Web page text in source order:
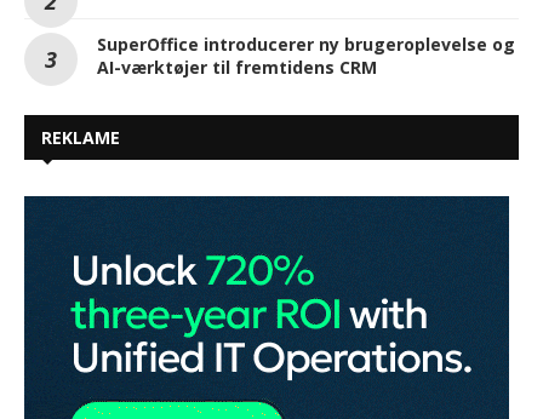
SuperOffice introducerer ny brugeroplevelse og
AI-værktøjer til fremtidens CRM
REKLAME